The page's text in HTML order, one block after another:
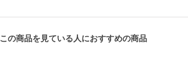
この商品を見ている人におすすめの商品